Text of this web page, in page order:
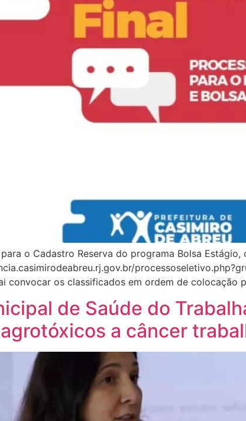
o Cadastro Reserva do programa Bolsa
convocar os classificados em ordem de
de Saúde do
a câncer